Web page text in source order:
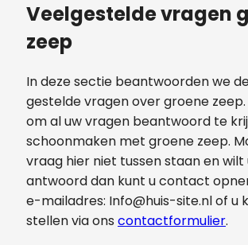
Veelgestelde vragen
zeep
In deze sectie beantwoorden we
gestelde vragen over groene
om al uw vragen beantwoord te
schoonmaken met groene zeep.
vraag hier niet tussen staan en wilt
antwoord dan kunt u contact
e-mailadres: Info@huis-site.nlof u
stellen via ons contactformulier.